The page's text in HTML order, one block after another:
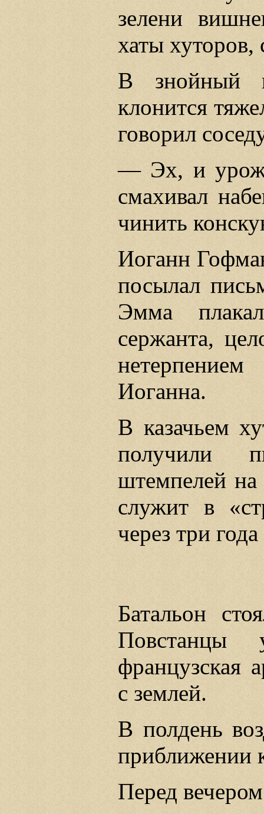
зелени
хаты хуторов,
В знойный
клонится
говорил
— Эх, и
смахивал
чинить
Иоганн
посылал
Эмма
сержанта,
Иоганна.
В казачьем
получили
штемпелей на
служит в
через три
Батальон
французская
с землей.
В полдень
приближении
Перед